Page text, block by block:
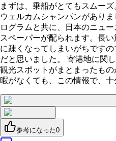
まずは、乗船がとてもスムー
ウェルカムシャンパンがあり
ログラムと共に、日本のニュ
スペーパーが配られます。長
に疎くなってしまいがちです
だと思いました。 寄港地に関
観光スポットがまとまったも
暇がなくても、この情報で、十
参考になった0